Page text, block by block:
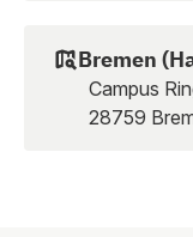
Bremen
Campus
28759